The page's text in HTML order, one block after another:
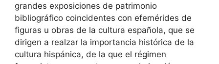
grandes exposiciones de patrimonio
bibliográfico coincidentes con efemérides de
figuras u obras de la cultura española, que se
dirigen a realzar la importancia histórica de la
cultura hispánica, de la que el régimen